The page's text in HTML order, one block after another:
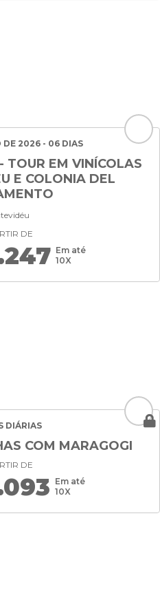
DE 2026 - 06 DIAS
TOUR EM VINÍCOLAS
E COLONIA DEL
DE
Em até
10X
DIÁRIAS
COM MARAGOGI
DE
Em até
10X